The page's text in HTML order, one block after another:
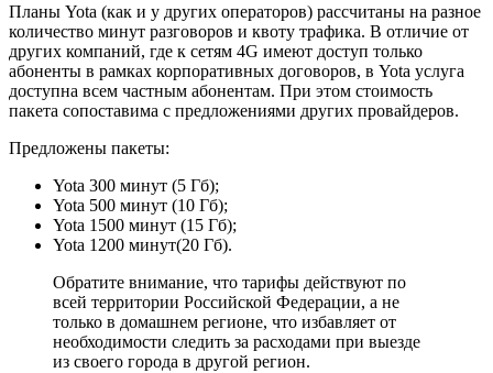
Планы Yota (как и у других операторов) рассчитаны на разное
количество минут разговоров и квоту трафика. В отличие от
других компаний, где к сетям 4G имеют доступ только
абоненты в рамках корпоративных договоров, в Yota услуга
доступна всем частным абонентам. При этом стоимость
пакета сопоставима с предложениями других провайдеров.
Предложены пакеты:
Yota 300 минут (5 Гб);
Yota 500 минут (10 Гб);
Yota 1500 минут (15 Гб);
Yota 1200 минут(20 Гб).
Обратите внимание, что тарифы действуют по
всей территории Российской Федерации, а не
только в домашнем регионе, что избавляет от
необходимости следить за расходами при выезде
из своего города в другой регион.